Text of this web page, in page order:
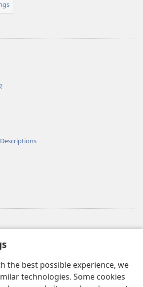
the best possible experience, we
technologies. Some cookies